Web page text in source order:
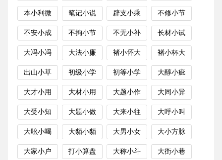
本小利微 笔记小说 辟支小乘 不修小节
不安小成 不拘小节 不无小补 长材小试
大冯小冯 大法小廉 褚小怀大 褚小杯大
出山小草 初级小学 初等小学 大醇小疵
大才小用 大材小用 大题小作 大同小异
大受小知 大题小做 大来小往 大呼小叫
大吆小喝 大貊小貊 大男小女 大小方脉
大家小户 打小算盘 大称小斗 大街小巷